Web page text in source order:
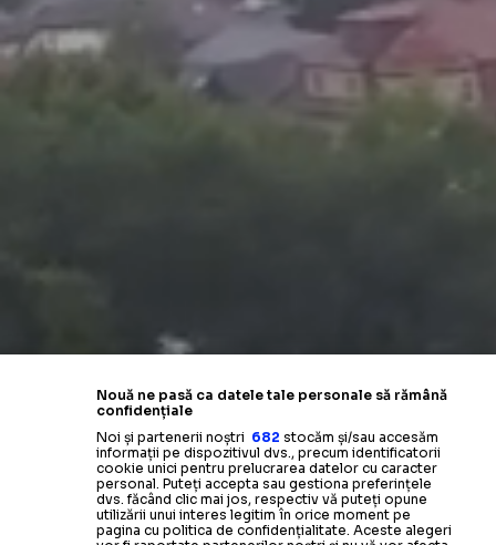
Nouă ne pasă ca datele tale personale să rămână
confidențiale
Noi și partenerii noștri 682 stocăm și/sau accesăm
informații pe dispozitivul dvs., precum identificatorii
cookie unici pentru prelucrarea datelor cu caracter
personal. Puteți accepta sau gestiona preferințele
dvs. făcând clic mai jos, respectiv vă puteți opune
utilizării unui interes legitim în orice moment pe
pagina cu politica de confidențialitate. Aceste alegeri